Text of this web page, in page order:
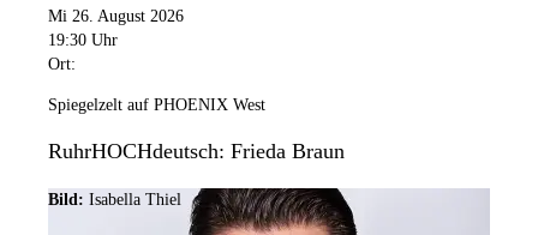
Mi 26. August 2026
19:30 Uhr
Ort:
Spiegelzelt auf PHOENIX West
RuhrHOCHdeutsch: Frieda Braun
Bild: Isabella Thiel